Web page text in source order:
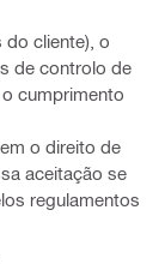
do cliente), o
de controlo de
cumprimento
o direito de
aceitação se
regulamentos